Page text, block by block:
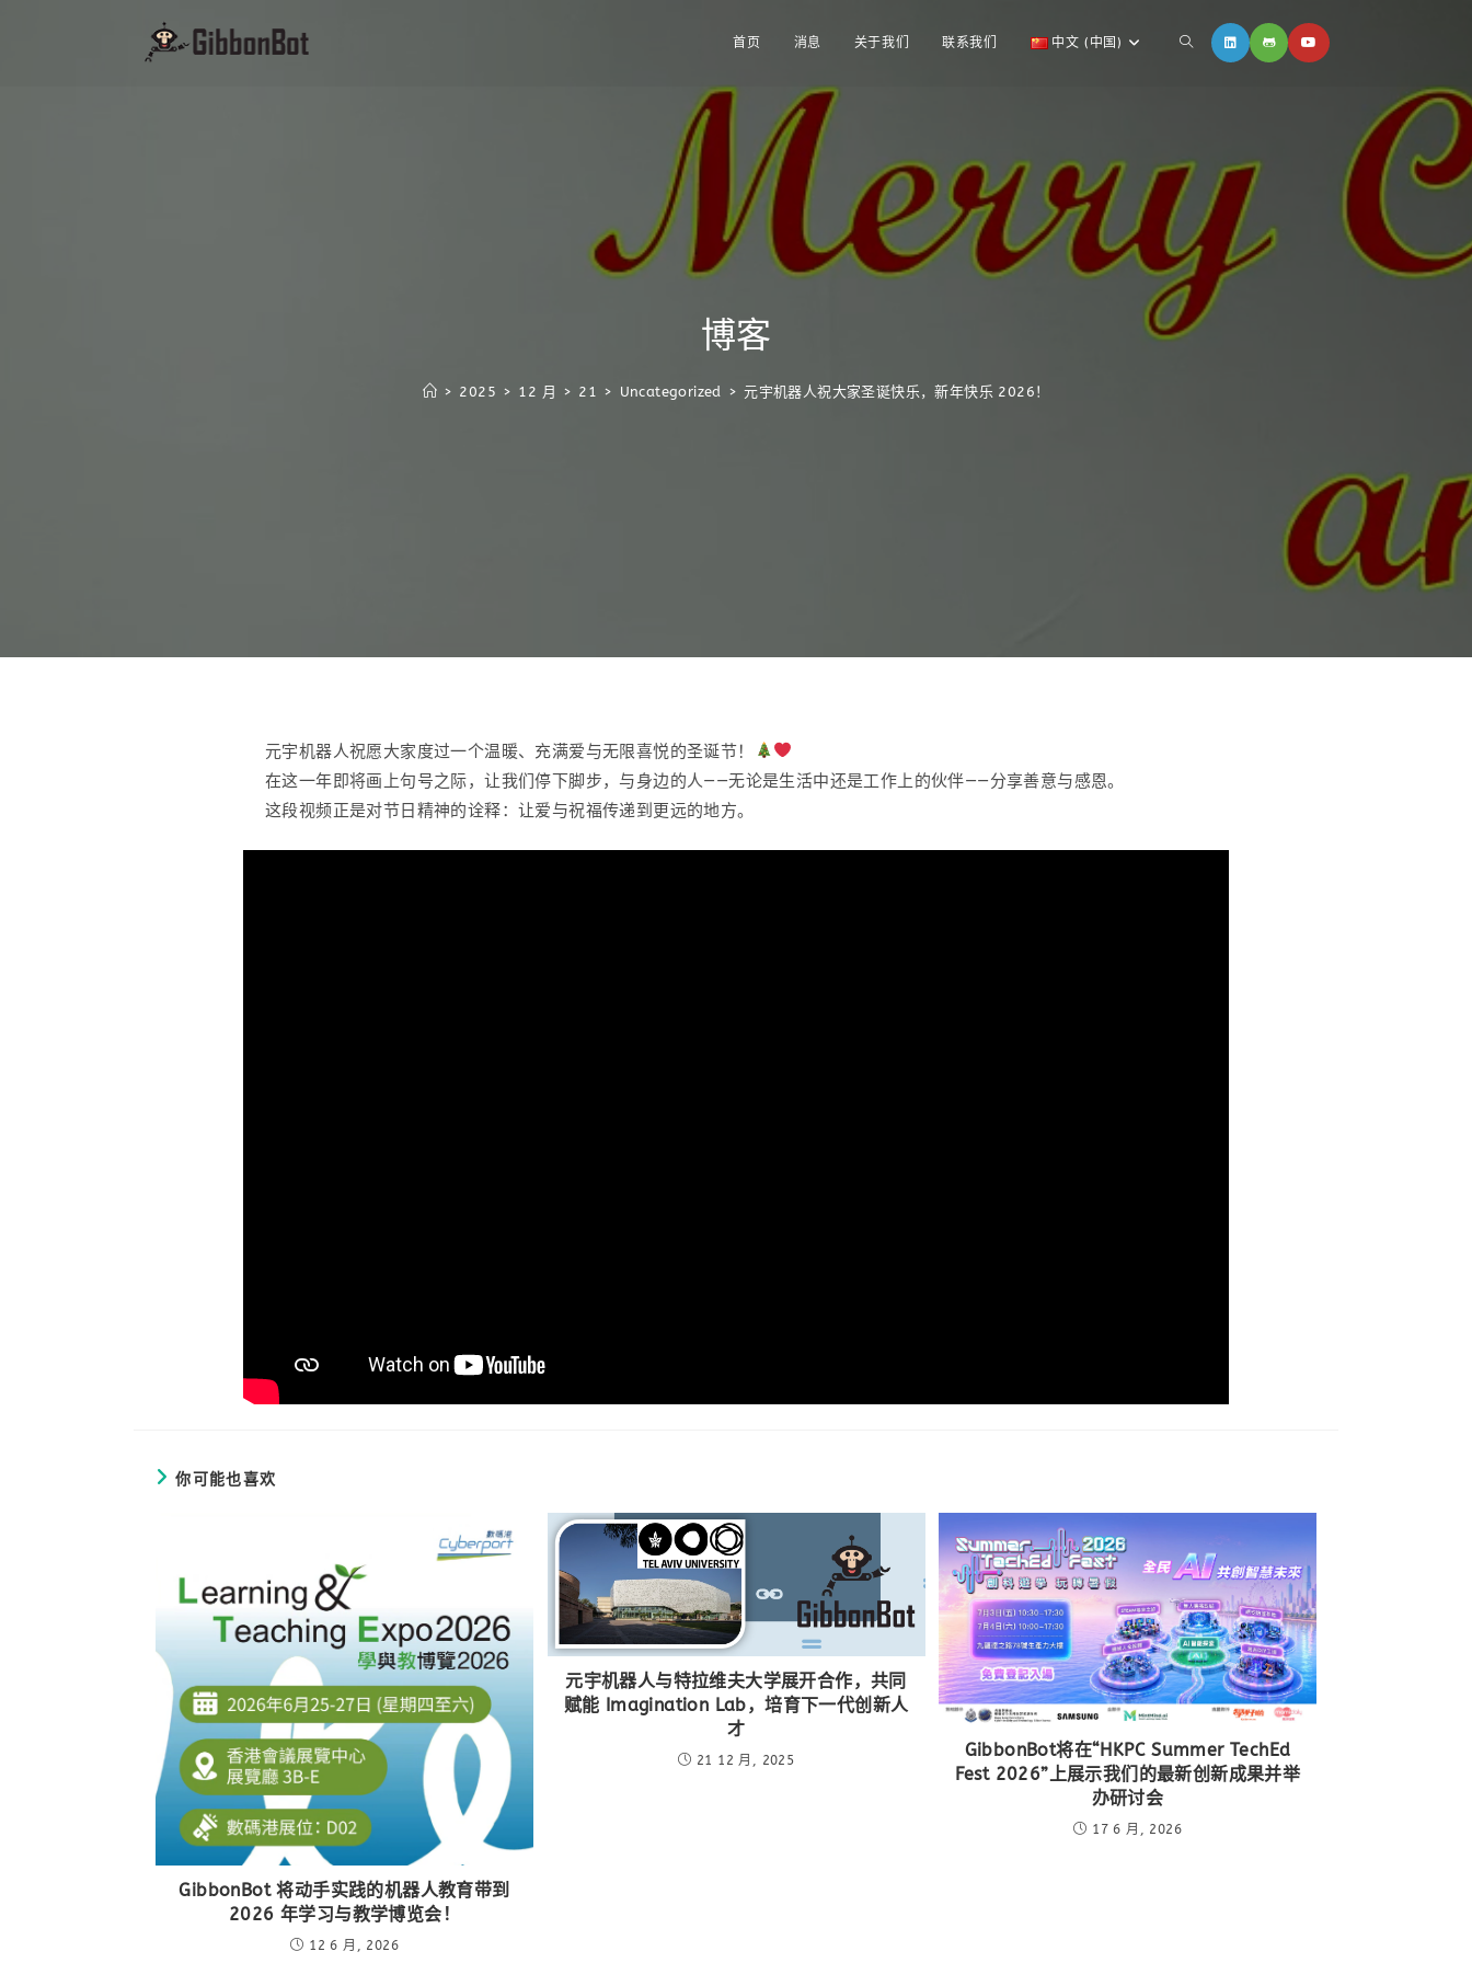
首页 消息 关于我们 联系我们 中文 (中国)
博客
> 2025 > 12 月 > 21 > Uncategorized > 元宇机器人祝大家圣诞快乐，新年快乐 2026！
元宇机器人祝愿大家度过一个温暖、充满爱与无限喜悦的圣诞节！
在这一年即将画上句号之际，让我们停下脚步，与身边的人——无论是生活中还是工作上的伙伴——分享善意与感恩。
这段视频正是对节日精神的诠释：让爱与祝福传递到更远的地方。
你可能也喜欢
GibbonBot 将动手实践的机器人教育带到
2026 年学习与教学博览会！
12 6 月, 2026
元宇机器人与特拉维夫大学展开合作，共同
赋能 Imagination Lab，培育下一代创新人
才
21 12 月, 2025
GibbonBot将在“HKPC Summer TechEd
Fest 2026”上展示我们的最新创新成果并举
办研讨会
17 6 月, 2026